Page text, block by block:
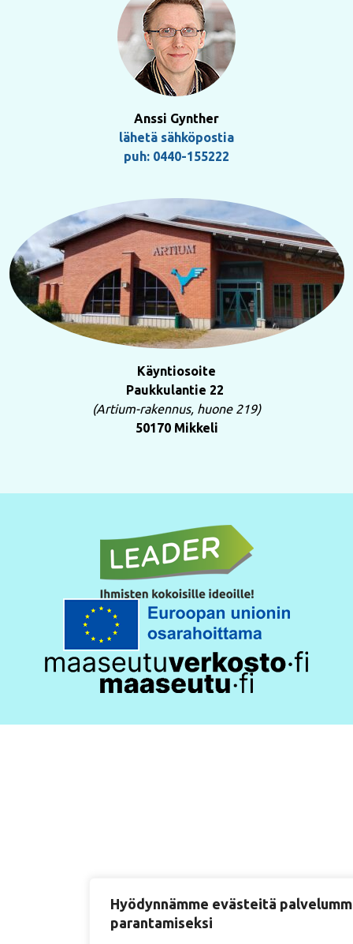
Hyödynnämme evästeitä
parantamiseksi
Anssi Gynther
lähetä sähköpostia
puh: 0440-155222
Käyntiosoite
Paukkulantie 22
(Artium-rakennus, huone 219)
50170 Mikkeli